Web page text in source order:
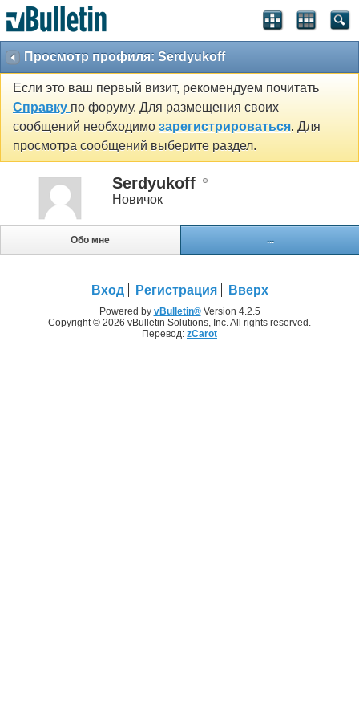
Просмотр профиля: Serdyukoff
Если это ваш первый визит, рекомендуем почитать
Справку по форуму. Для размещения своих
сообщений необходимо зарегистрироваться. Для
просмотра сообщений выберите раздел.
Serdyukoff
Новичок
Обо мне ...
Вход Регистрация Вверх
Powered by vBulletin®Version 4.2.5
Copyright © 2026 vBulletin Solutions, Inc. All rights reserved.
Перевод: zCarot